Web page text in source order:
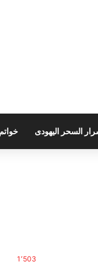
السحر اليهودى
1٬503